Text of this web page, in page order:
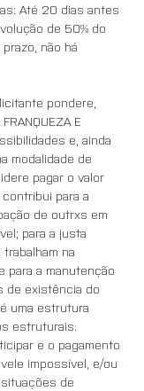
Até 20 dias antes
de 50% do
não há
pondere,
E
e, ainda
modalidade de
pagar o valor
para a
de outrxs em
para a justa
na
para a manutenção
de existência do
uma estrutura
estruturais.
e o pagamento
impossível, e/ou
de